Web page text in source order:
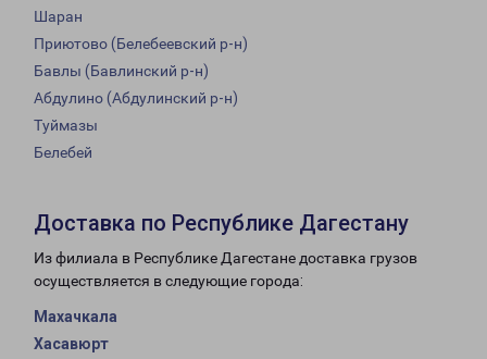
Шаран
Приютово (Белебеевский р-н)
Бавлы (Бавлинский р-н)
Абдулино (Абдулинский р-н)
Туймазы
Белебей
Доставка по Республике Дагестану
Из филиала в Республике Дагестане доставка грузов
осуществляется в следующие города:
Махачкала
Хасавюрт